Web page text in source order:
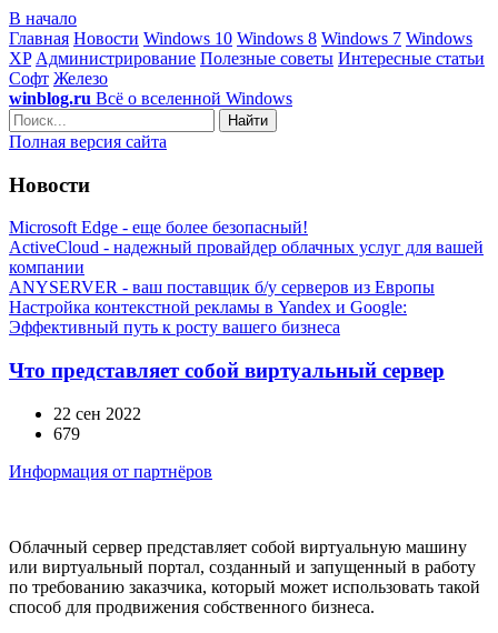
В начало
Главная Новости Windows 10 Windows 8 Windows 7 Windows
XP Администрирование Полезные советы Интересные статьи
Софт Железо
winblog.ru Всё о вселенной Windows
Найти
Полная версия сайта
Новости
Microsoft Edge - еще более безопасный!
ActiveCloud - надежный провайдер облачных услуг для вашей
компании
ANYSERVER - ваш поставщик б/у серверов из Европы
Настройка контекстной рекламы в Yandex и Google:
Эффективный путь к росту вашего бизнеса
Что представляет собой виртуальный сервер
22 сен 2022
679
Информация от партнёров
Облачный сервер представляет собой виртуальную машину
или виртуальный портал, созданный и запущенный в работу
по требованию заказчика, который может использовать такой
способ для продвижения собственного бизнеса.